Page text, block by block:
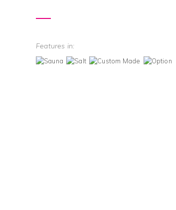
Features in: